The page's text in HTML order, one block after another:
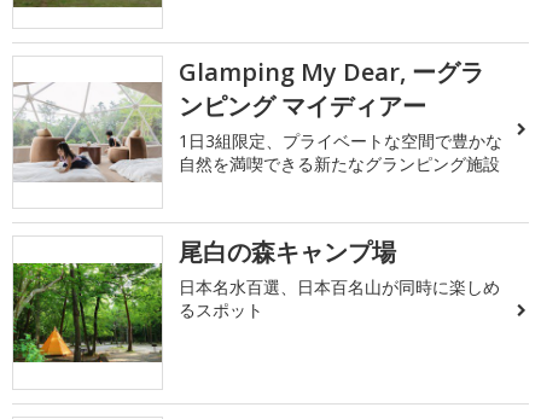
Glamping My Dear, ーグラ
ンピング マイディアー
1日3組限定、プライベートな空間で豊かな
自然を満喫できる新たなグランピング施設
尾白の森キャンプ場
日本名水百選、日本百名山が同時に楽しめ
るスポット